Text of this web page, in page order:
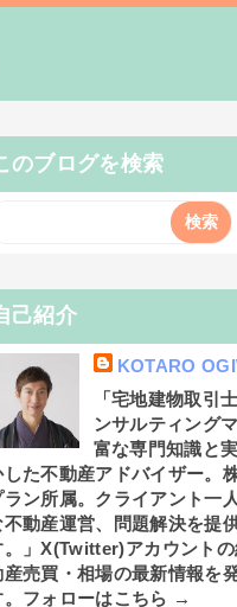
のブログを検索
己紹介
KOTARO
「宅地建物取引
ンサルティング
富な専門知識と
した不動産アドバイザー。
ラン所属。クライアント一
不動産運営、問題解決を提
。」X(Twitter)アカウント
産売買・相場の最新情報を
。フォローはこちら →